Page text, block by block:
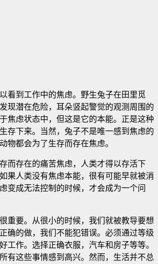
看到工作中的焦虑。野生兔子在田里觅
现潜在危险，耳朵竖起警觉的观测周围的
焦虑状态中，但这是它的本能。正是这种
存下来。当然，兔子不是唯一感到焦虑的
物都会为了生存而存在焦虑。
而存在的痛苦焦虑，人类才得以存活下
果人类没有焦虑本能，很有可能早就被消
变成无法控制的时候，才会成为一个问
重要。从很小的时候，我们就被教导要想
确的做，我们不能犯错误。必须通过等级
工作。选择正确衣服，汽车和房子等等。
有这些事情感到高兴。然而，生活并不总